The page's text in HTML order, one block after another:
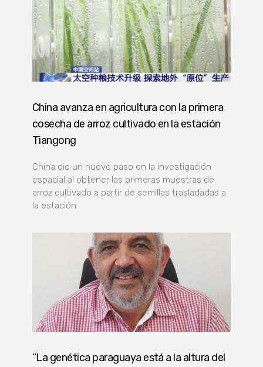
China avanza en agricultura con la primera
cosecha de arroz cultivado en la estación
Tiangong
China dio un nuevo paso en la investigación
espacial al obtener las primeras muestras de
arroz cultivado a partir de semillas trasladadas a
la estación
“La genética paraguaya está a la altura del